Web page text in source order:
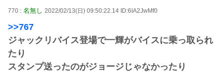
770 : 名無し 2022/02/13(日) 09:50:22.14 ID:6IA2JwMf0
>>767
ジャックリバイス登場で一輝がバイスに乗っ取られ
たり
スタンプ送ったのがジョージじゃなかったり